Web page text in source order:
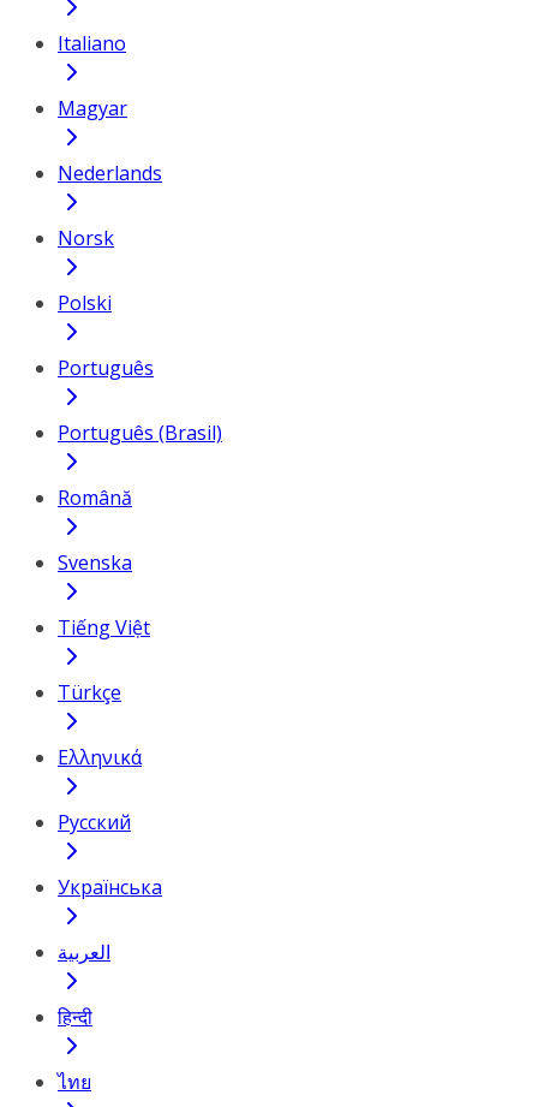
Italiano
Magyar
Nederlands
Norsk
Polski
Português
Português (Brasil)
Română
Svenska
Tiếng Việt
Türkçe
Ελληνικά
Русский
Українська
العربية
हिन्दी
ไทย